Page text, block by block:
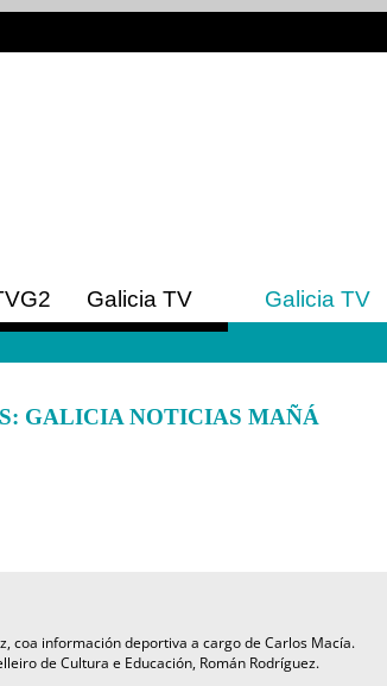
Galicia TV
Galicia TV
GALICIA NOTICIAS MAÑÁ
coa información deportiva a cargo de Carlos Macía.
de Cultura e Educación, Román Rodríguez.